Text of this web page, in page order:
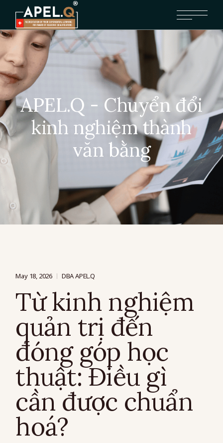
APEL.Q - Chuyển đổi
kinh nghiệm thành
văn bằng
May 18, 2026 DBA APEL.Q
Từ kinh nghiệm
quản trị đến
đóng góp học
thuật: Điều gì
cần được chuẩn
hoá?